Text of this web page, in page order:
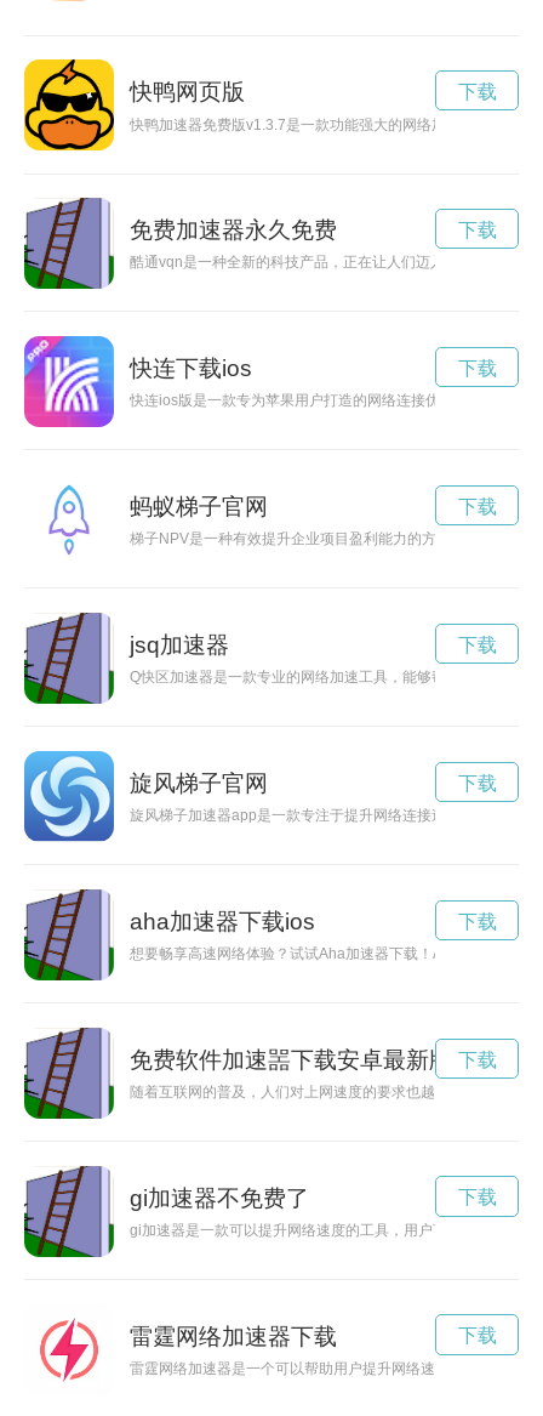
快鸭网页版
快鸭加速器免费版v1.3.7是一款功能强大的网络加速软件，能
下载
免费加速器永久免费
酷通vqn是一种全新的科技产品，正在让人们迈入一个未知的
下载
快连下载ios
快连ios版是一款专为苹果用户打造的网络连接优化工具，通过
下载
蚂蚁梯子官网
梯子NPV是一种有效提升企业项目盈利能力的方法，而通过加
下载
jsq加速器
Q快区加速器是一款专业的网络加速工具，能够帮助用户解决网
下载
旋风梯子官网
旋风梯子加速器app是一款专注于提升网络连接速度的应用程
下载
aha加速器下载ios
想要畅享高速网络体验？试试Aha加速器下载！Aha加速器是
下载
免费软件加速噐下载安卓最新版本
随着互联网的普及，人们对上网速度的要求也越来越高。免费
下载
gi加速器不免费了
gi加速器是一款可以提升网络速度的工具，用户可以通过它获得
下载
雷霆网络加速器下载
雷霆网络加速器是一个可以帮助用户提升网络速度的工具，而
下载